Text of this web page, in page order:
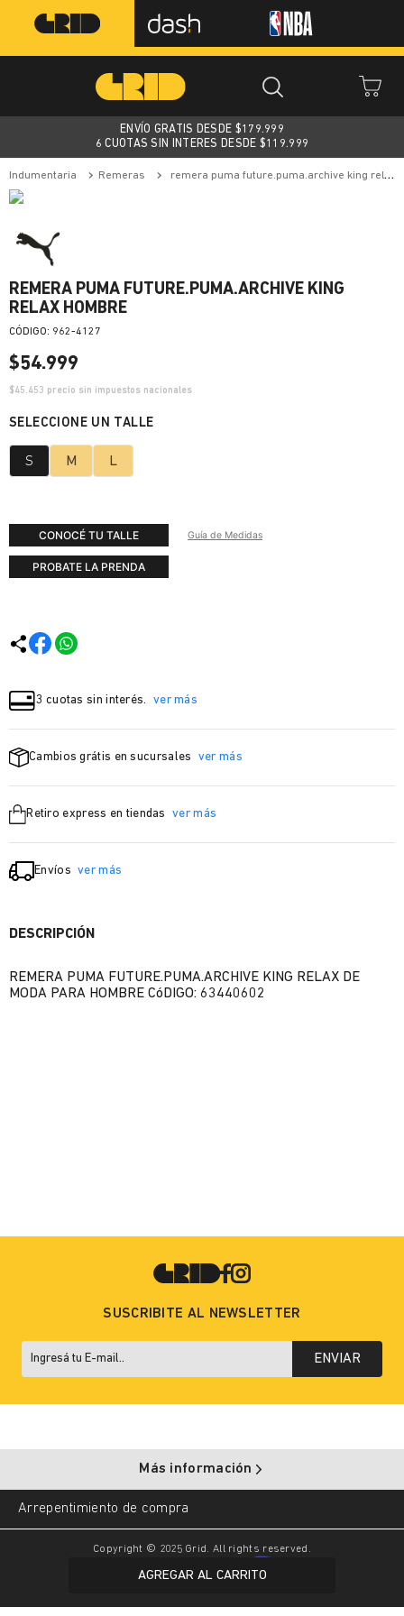
ENVÍO GRATIS DESDE $179.999
6 CUOTAS SIN INTERES DESDE $119.999
indumentaria remeras remera puma future.puma.archive king relax hombre
REMERA PUMA FUTURE.PUMA.ARCHIVE KING
RELAX HOMBRE
: 962-4127
$54.999
$45.453 precio sin impuestos nacionales
S M L
CONOCÉ TU TALLE Guía de Medidas
PROBATE LA PRENDA
AGREGAR AL CARRITO
3 cuotas sin interés. ver más
Cambios grátis en sucursales ver más
Retiro express en tiendas ver más
Envíos ver más
DESCRIPCIÓN
REMERA PUMA FUTURE.PUMA.ARCHIVE KING RELAX DE
MODA PARA HOMBRE CóDIGO: 63440602
SUSCRIBITE AL NEWSLETTER
ENVIAR
Más información
Arrepentimiento de compra
Copyright © 2025 Grid. All rights reserved.